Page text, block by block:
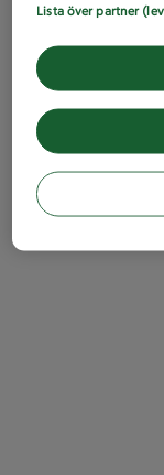
Lista över partner